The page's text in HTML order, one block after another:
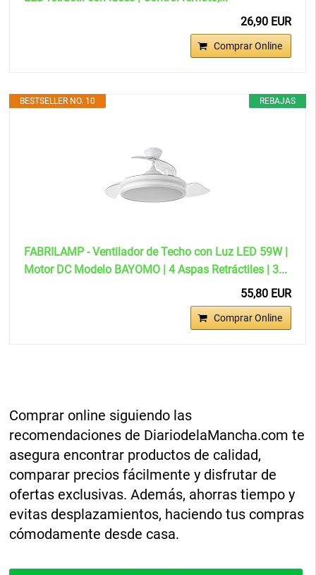
26,90 EUR
Comprar Online
REBAJAS
BESTSELLER NO. 10
FABRILAMP - Ventilador de Techo con Luz LED 59W |
Motor DC Modelo BAYOMO | 4 Aspas Retráctiles | 3...
55,80 EUR
Comprar Online
Comprar online siguiendo las
recomendaciones de DiariodelaMancha.com te
asegura encontrar productos de calidad,
comparar precios fácilmente y disfrutar de
ofertas exclusivas. Además, ahorras tiempo y
evitas desplazamientos, haciendo tus compras
cómodamente desde casa.